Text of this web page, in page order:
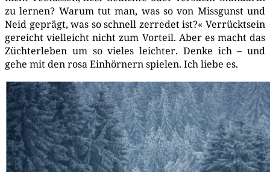
zu ler­nen? War­um tut man, was so von Miss­gunst und
Neid geprägt, was so schnell zer­re­det ist?« Ver­rückt­sein
gereicht viel­leicht nicht zum Vor­teil. Aber es macht das
Züchter­le­ben um so vie­les leich­ter. Den­ke ich – und
gehe mit den rosa Ein­hör­nern spie­len. Ich lie­be es.